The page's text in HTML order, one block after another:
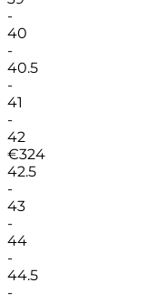
-
40
-
40.5
-
41
-
42
€324
42.5
-
43
-
44
-
44.5
-